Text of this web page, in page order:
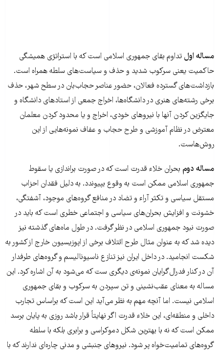
مساله‌ اول تداوم بقای جمهوری اسلامی است که با استراتژی همیشگی
حاکمیت یعنی سرکوب شدید و حذف و سیاست‌های سلطه همراه است.
بازداشت‌های گسترده‌ فعالان، حضور عناصر حجاب‌بان در سطح شهر، حذف
برخی رشته‌های هنری در دانشگاه‌ها، اخراج جمعی از استادهای دانشگاه و
جایگزین کردن آنها با نیروهای خودی، اخراج و یا محدود کردن معلمان
معترض در نظام آموزشی و طرح حجاب و عفاف نمونه‌هایی از این
روش‌هاست.
مساله دوم بحران خلاء قدرت است که در صورت براندازی یا سقوط
جمهوری اسلامی ممکن است به وقوع بپیوندد. به دلیل فقدان احزاب
مستقل سیاسی و تکثر آراء و تضاد در منافع گروه‌های موجود، آشفتگی،
خشونت و افزایش بحران‌های سیاسی و اجتماعی خطری است که باید در
صورت نبود جمهوری اسلامی در نظر گرفت. در طول ماه‌های گذشته نیز
دیده شد که به عنوان مثال طرح ائتلاف برخی از اپوزیسیون خارج از کشور به
شکست انجامید. در داخل ایران نیز تنازع ناسیونالیسم و گروه‌های طرفدار
آن در کنار فدرال‌گرایان نمونه‌ی دیگری ست که می‌شود به آن اشاره کرد. این
مساله به معنای عقب‌نشینی و تن سپردن به سرکوب و بقای جمهوری
اسلامی نیست. اما آنچه مهم به نظر می‌آید این است که براساس تجارب
داخلی و منطقه‌ای، این خلاء قدرت اگر نهایتاً قرار باشد روزی به پایان برسد
ممکن است که نه با بهترین شکل دموکراسی و برابری بلکه با سلطه‌
گروه‌های تمامیت‌خواه پر شود. نیروهای جنبشی و مدنی چاره‌ای ندارند که با